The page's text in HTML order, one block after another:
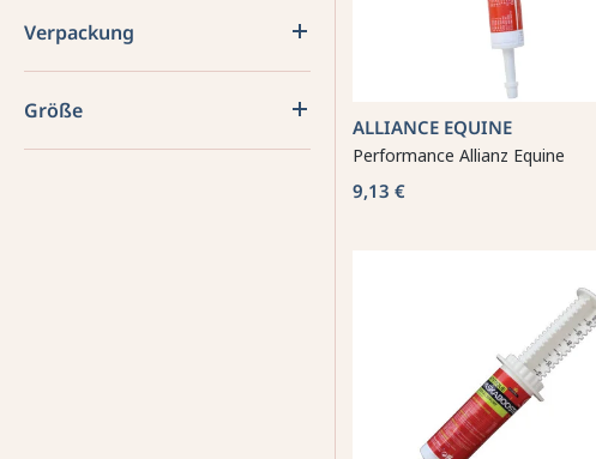
Verpackung
Größe
ALLIANCE EQUINE
Performance Allianz Equine
9,13 €